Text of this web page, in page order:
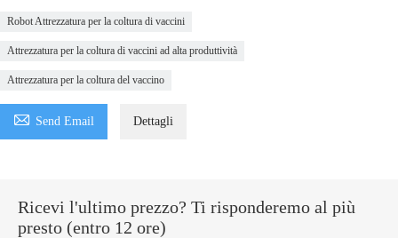
Robot Attrezzatura per la coltura di vaccini
Attrezzatura per la coltura di vaccini ad alta produttività
Attrezzatura per la coltura del vaccino
 Send Email Dettagli
Ricevi l'ultimo prezzo? Ti risponderemo al più
presto (entro 12 ore)